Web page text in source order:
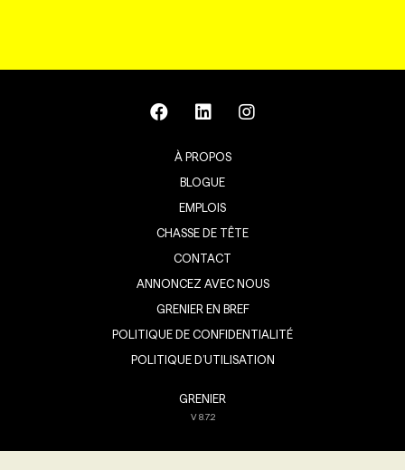
À PROPOS
BLOGUE
EMPLOIS
CHASSE DE TÊTE
CONTACT
ANNONCEZ AVEC NOUS
GRENIER EN BREF
POLITIQUE DE CONFIDENTIALITÉ
POLITIQUE D’UTILISATION
GRENIER
V8.7.2